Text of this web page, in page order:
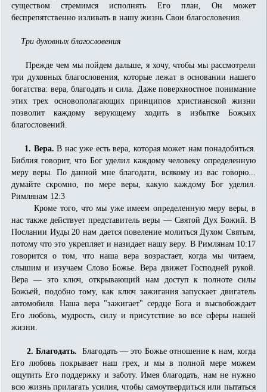
существом стре­мимся исполнять Его план, Он может
беспрепятственно изливать в нашу жизнь Свои благословения.
Три духовных благословения
Прежде чем мы пойдем дальше, я хочу, чтобы мы рассмотрели
три духовных благословения, которые лежат в основании нашего
богатства: вера, благодать и сила. Даже поверхностное понимание
этих трех осно­вополагающих принципов христианской жизни
позволит каждому верующему ходить в избытке Божьих
благословений.
1. Вера.В нас уже есть вера, которая может нам понадобиться.
Библия говорит, что Бог уделил каждому человеку определенную
меру веры. По данной мне благодати, всякому из вас говорю...
думайте скромно, по мере веры, какую каждому Бог уделил.
Римлянам 12:3
Кроме того, что мы уже имеем определенную меру веры, в
нас также действует представитель веры — Святой Дух Божий. В
Послании Иуды 20 нам дается повеление молиться Духом Святым,
потому что это укрепляет и назидает нашу веру. В Римлянам 10:17
говорится о том, что наша вера возрастает, когда мы читаем,
слышим и изучаем Слово Божье. Вера движет Господней рукой.
Вера — это ключ, открывающий нам доступ к полноте силы
Божьей, подобно тому, как ключ зажигания запускает двигатель
автомобиля. Наша вера "зажигает" сердце Бога и высвобождает
Его любовь, мудрость, силу и присутствие во все сферы нашей
жизни.
2. Благодать. Благодать — это Божье отношение к нам, когда
Его любовь покрывает наш грех, и мы в полной мере можем
ощутить Его поддержку и заботу. Имея благодать, нам не нужно
всю жизнь прилагать усилия, чтобы самоутвердиться или пытаться